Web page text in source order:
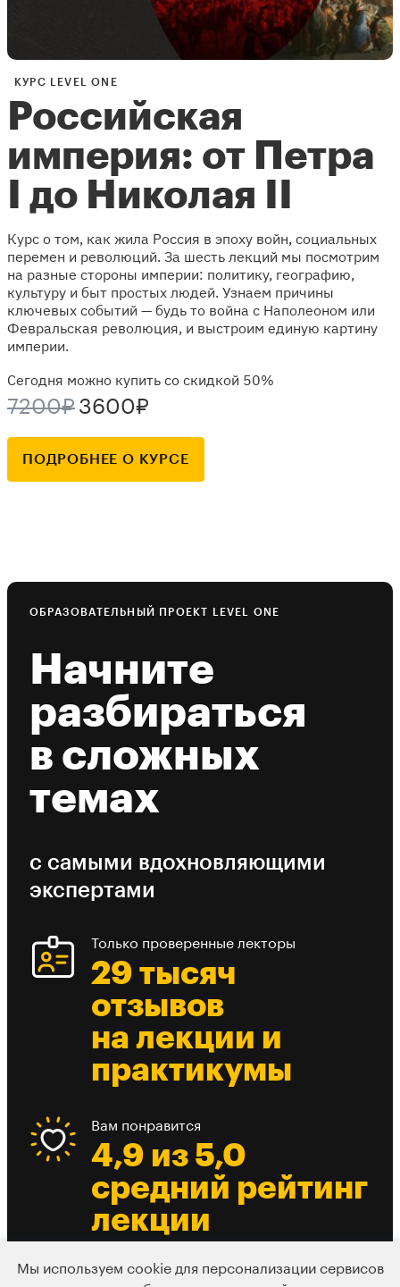
КУРС LEVEL ONE
Российская
империя: от Петра
I до Николая II
Курс о том, как жила Россия в эпоху войн, социальных
перемен и революций. За шесть лекций мы посмотрим
на разные стороны империи: политику, географию,
культуру и быт простых людей. Узнаем причины
ключевых событий — будь то война с Наполеоном или
Февральская революция, и выстроим единую картину
империи.
Сегодня можно купить со скидкой 50%
7200₽ 3600₽
ПОДРОБНЕЕ О КУРСЕ
ОБРАЗОВАТЕЛЬНЫЙ ПРОЕКТ LEVEL ONE
Начните
разбираться
в сложных
темах
с самыми вдохновляющими
экспертами
Только проверенные лекторы
29 тысяч
отзывов
на лекции и
практикумы
Вам понравится
4,9 из 5,0
средний рейтинг
лекции
Есть из чего выбрать
Мы используем cookie для персонализации сервисов